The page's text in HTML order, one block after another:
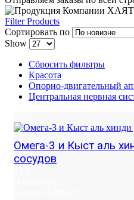
Filter Products
Сортировать по
Show
Сбросить фильтры
Красота
Опорно-двигательный
Центральная нервная
Омега-3 и Кыст аль
сосудов